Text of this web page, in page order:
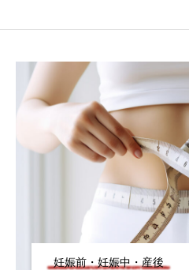
分子栄養学「金子メソッド（Kan
eko’s method）とは？血液デー
タ解析に基づく個別化栄養療法」
TAG LIST
妊娠前・妊娠中・産後